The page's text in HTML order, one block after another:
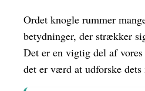
Ordet knogle rummer
betydninger, der strækker
Det er en vigtig del af
det er værd at udforske dets